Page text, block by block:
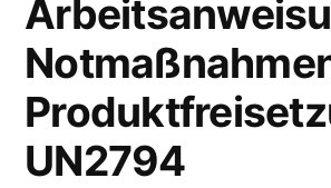
UN2794